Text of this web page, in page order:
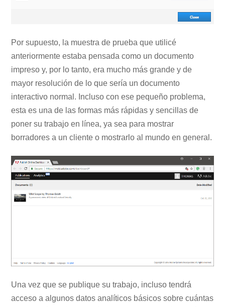
Por supuesto, la muestra de prueba que utilicé
anteriormente estaba pensada como un documento
impreso y, por lo tanto, era mucho más grande y de
mayor resolución de lo que sería un documento
interactivo normal. Incluso con ese pequeño problema,
esta es una de las formas más rápidas y sencillas de
poner su trabajo en línea, ya sea para mostrar
borradores a un cliente o mostrarlo al mundo en general.
Una vez que se publique su trabajo, incluso tendrá
acceso a algunos datos analíticos básicos sobre cuántas